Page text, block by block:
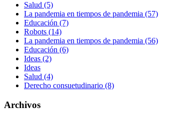
Salud (5)
La pandemia en tiempos de pandemia (57)
Educación (7)
Robots (14)
La pandemia en tiempos de pandemia (56)
Educación (6)
Ideas (2)
Ideas
Salud (4)
Derecho consuetudinario (8)
Archivos